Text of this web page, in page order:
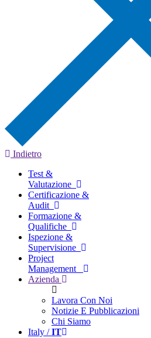
Indietro
Test &
Valutazione
Certificazione &
Audit
Formazione &
Qualifiche
Ispezione &
Supervisione
Project
Management
Azienda
Lavora Con Noi
Notizie E Pubblicazioni
Chi Siamo
Italy /IT